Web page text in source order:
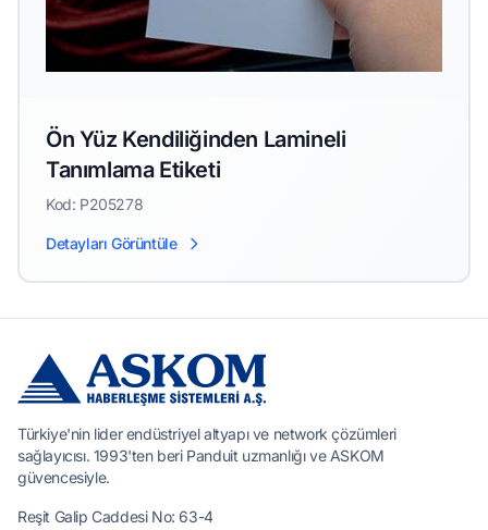
Ön Yüz Kendiliğinden Lamineli
Tanımlama Etiketi
Kod: P205278
Detayları Görüntüle
Türkiye'nin lider endüstriyel altyapı ve network çözümleri
sağlayıcısı. 1993'ten beri Panduit uzmanlığı ve ASKOM
güvencesiyle.
Reşit Galip Caddesi No: 63-4